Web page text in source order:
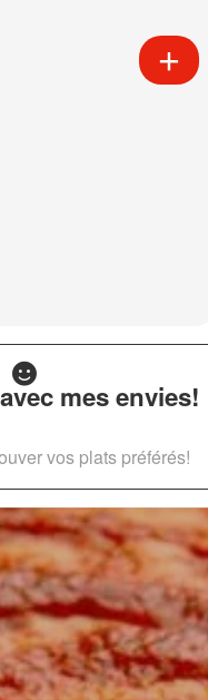
mes envies!
vos plats préférés!